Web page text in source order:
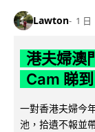
Lawton 1 日
港夫婦澳
Cam 睇
一對香港夫婦今
池，拾遺不報並